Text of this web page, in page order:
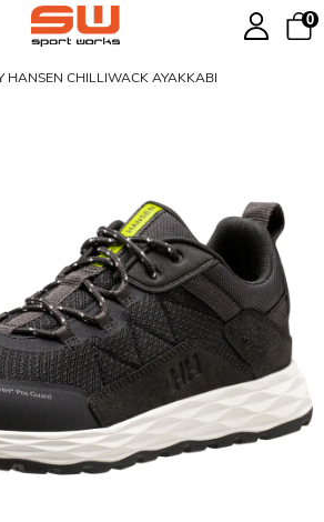
0
HANSEN CHILLIWACK AYAKKABI